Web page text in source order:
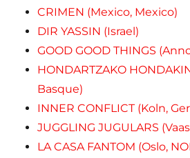
CRIMEN (Mexico, Mexico)
DIR YASSIN (Israel)
GOOD GOOD THINGS
HONDARTZAKO
Basque)
INNER CONFLICT (Koln,
JUGGLING JUGULARS
LA CASA FANTOM (Oslo,